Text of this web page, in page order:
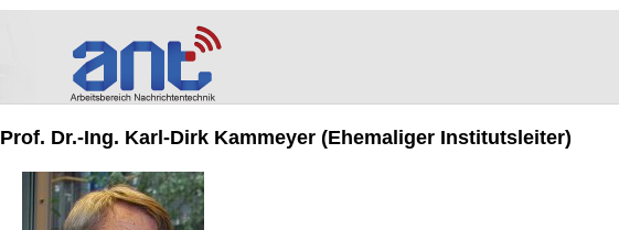
Prof. Dr.-Ing. Karl-Dirk Kammeyer (Ehemaliger Institutsleiter)